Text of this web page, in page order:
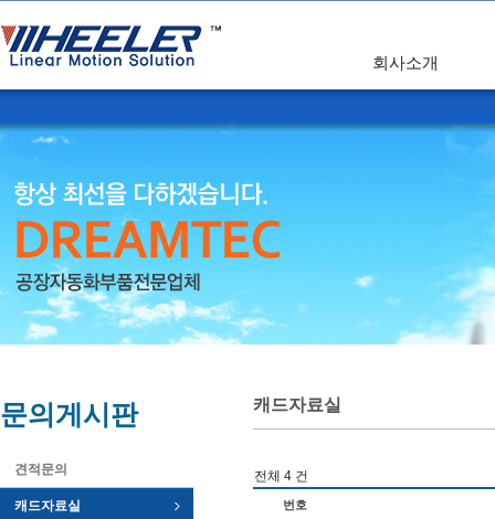
회사소개
문의게시판
견적문의
캐드자료실
캐드자료실
전체 4 건
번호